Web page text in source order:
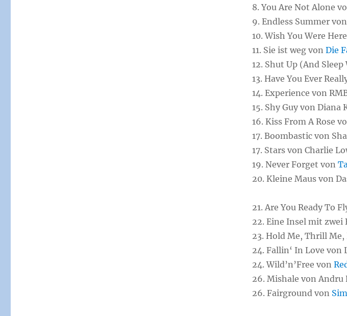
8. You Are Not Alone
9. Endless Summer von
10. Wish You Were
11. Sie ist weg vonDie
12. Shut Up (And
13. Have You Ever
14. Experience von
15. Shy Guy von Diana
16. Kiss From A Rose
17. Boombastic von
17. Stars von Charlie
19. Never Forget von
20. Kleine Maus von
21. Are You Ready To
22. Eine Insel mit zwei
23. Hold Me, Thrill
24. Fallin‘ In Love von
24. Wild’n’Free von
26. Mishale von Andru
26. Fairground von